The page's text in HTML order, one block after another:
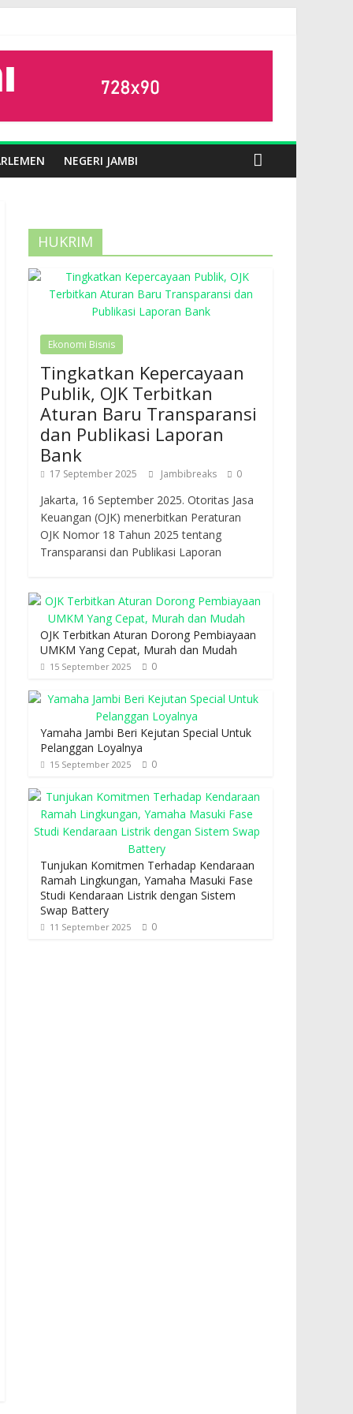
NEGERI JAMBI
HUKRIM
Ekonomi Bisnis
Tingkatkan Kepercayaan
Publik, OJK Terbitkan
Aturan Baru Transparansi
dan Publikasi Laporan
Bank
17 September 2025 Jambibreaks 0
Jakarta, 16 September 2025. Otoritas Jasa
Keuangan (OJK) menerbitkan Peraturan
OJK Nomor 18 Tahun 2025 tentang
Transparansi dan Publikasi Laporan
OJK Terbitkan Aturan Dorong Pembiayaan
UMKM Yang Cepat, Murah dan Mudah
15 September 2025 0
Yamaha Jambi Beri Kejutan Special Untuk
Pelanggan Loyalnya
15 September 2025 0
Tunjukan Komitmen Terhadap Kendaraan
Ramah Lingkungan, Yamaha Masuki Fase
Studi Kendaraan Listrik dengan Sistem
Swap Battery
11 September 2025 0